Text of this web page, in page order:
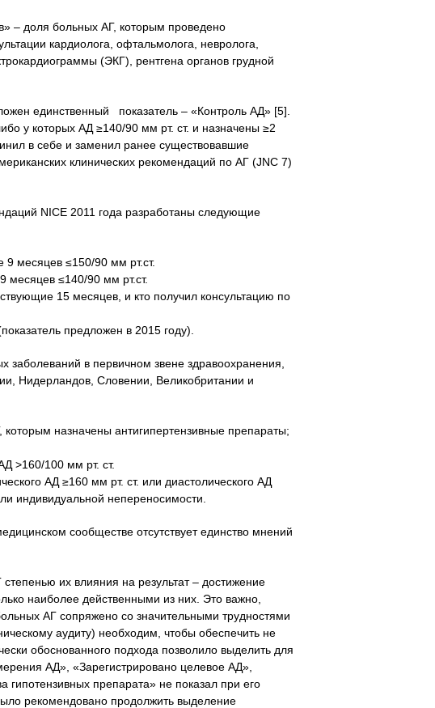
– доля больных АГ, которым проведено
кардиолога, офтальмолога, невролога,
(ЭКГ), рентгена органов грудной
единственный показатель – «Контроль АД» [5].
у которых АД ≥140/90 мм рт. ст. и назначены ≥2
в себе и заменил ранее существовавшие
клинических рекомендаций по АГ (JNC 7)
NICE 2011 года разработаны следующие
9 месяцев ≤150/90 мм рт.ст.
месяцев ≤140/90 мм рт.ст.
15 месяцев, и кто получил консультацию по
предложен в 2015 году).
заболеваний в первичном звене здравоохранения,
Нидерландов, Словении, Великобритании и
назначены антигипертензивные препараты;
>160/100 мм рт. ст.
АД ≥160 мм рт. ст. или диастолического АД
индивидуальной непереносимости.
сообществе отсутствует единство мнений
их влияния на результат – достижение
наиболее действенными из них. Это важно,
АГ сопряжено со значительными трудностями
аудиту) необходим, чтобы обеспечить не
обоснованного подхода позволило выделить для
АД», «Зарегистрировано целевое АД»,
препарата» не показал при его
рекомендовано продолжить выделение